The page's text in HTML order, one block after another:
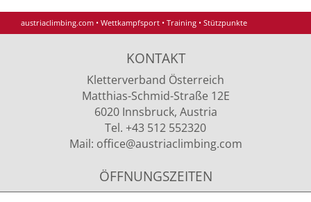
austriaclimbing.com • Wettkampfsport • Training • Stützpunkte
KONTAKT
Kletterverband Österreich
Matthias-Schmid-Straße 12E
6020 Innsbruck, Austria
Tel. +43 512 552320
Mail: office@austriaclimbing.com
ÖFFNUNGSZEITEN